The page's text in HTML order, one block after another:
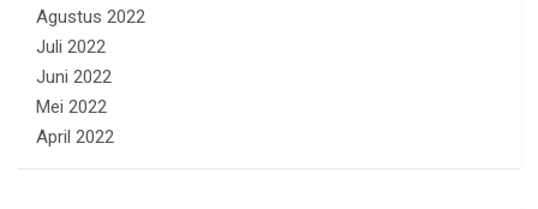
Agustus 2022
Juli 2022
Juni 2022
Mei 2022
April 2022